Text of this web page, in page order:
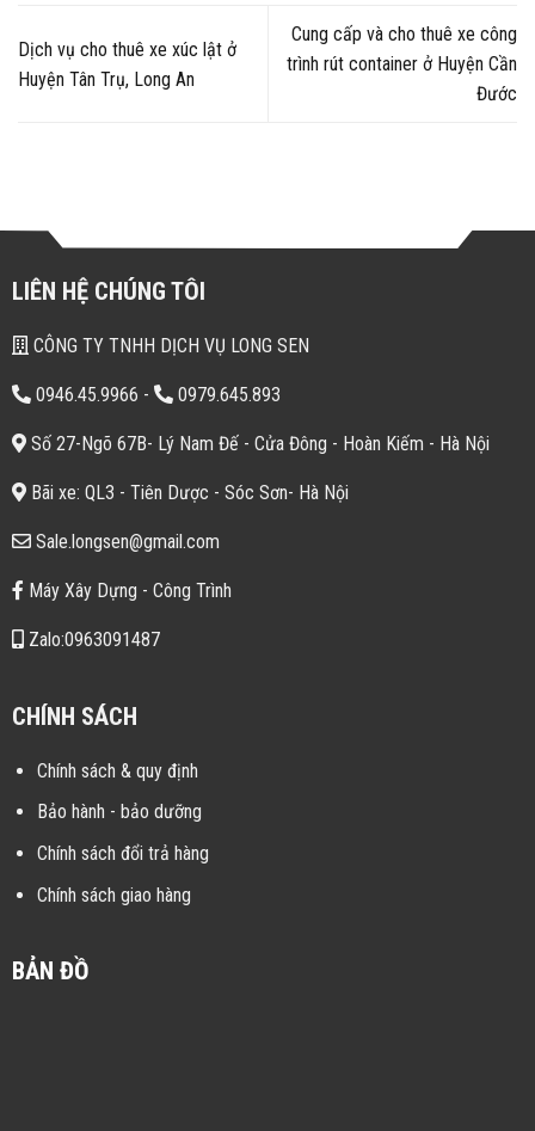
Dịch vụ cho thuê xe xúc lật ở
Huyện Tân Trụ, Long An
Cung cấp và cho thuê xe công
trình rút container ở Huyện Cần
Đước
LIÊN HỆ CHÚNG TÔI
CÔNG TY TNHH DỊCH VỤ LONG SEN
0946.45.9966 - 0979.645.893
Số 27-Ngõ 67B- Lý Nam Đế - Cửa Đông - Hoàn Kiếm - Hà Nội
Bãi xe: QL3 - Tiên Dược - Sóc Sơn- Hà Nội
Sale.longsen@gmail.com
Máy Xây Dựng - Công Trình
Zalo:0963091487
CHÍNH SÁCH
Chính sách & quy định
Bảo hành - bảo dưỡng
Chính sách đổi trả hàng
Chính sách giao hàng
BẢN ĐỒ